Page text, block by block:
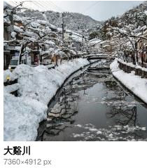
大谿川
7360×4912 px